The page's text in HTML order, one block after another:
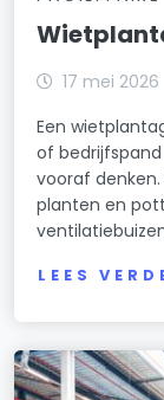
17 mei 2026
Een
of
vooraf
planten en
LEES